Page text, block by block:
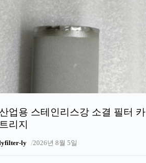
산업용 스테인리스강 소결 필터 카
트리지
ly /2026년 8월 5일